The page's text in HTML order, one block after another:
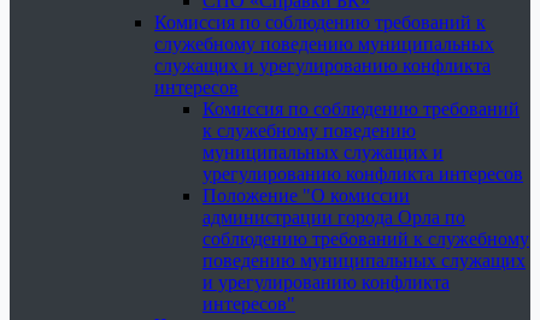
Комиссия по соблюдению требований к
служебному поведению муниципальных
служащих и урегулированию конфликта
интересов
Комиссия по соблюдению требований
к служебному поведению
муниципальных служащих и
урегулированию конфликта интересов
Положение "О комиссии
администрации города Орла по
соблюдению требований к служебному
поведению муниципальных служащих
и урегулированию конфликта
интересов"